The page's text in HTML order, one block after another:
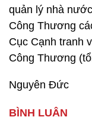
quản lý nhà
Công Thương
Cục Cạnh tranh
Công Thương
Nguyên Đức